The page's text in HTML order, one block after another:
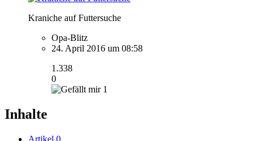
Kraniche auf Futtersuche
Opa-Blitz
24. April 2016 um 08:58
1.338
0
1
Inhalte
Artikel 0